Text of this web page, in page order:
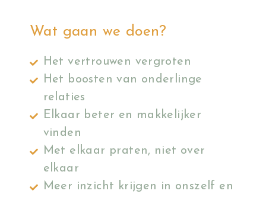
Wat gaan we doen?
Het vertrouwen vergroten
Het boosten van onderlinge
relaties
Elkaar beter en makkelijker
vinden
Met elkaar praten, niet over
elkaar
Meer inzicht krijgen in onszelf en